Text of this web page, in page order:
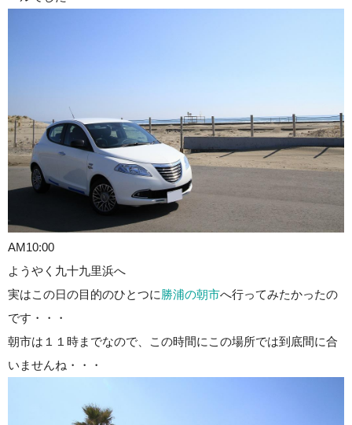
AM10:00
ようやく九十九里浜へ
実はこの日の目的のひとつに勝浦の朝市へ行ってみたかったの
です・・・
朝市は１１時までなので、この時間にこの場所では到底間に合
いませんね・・・